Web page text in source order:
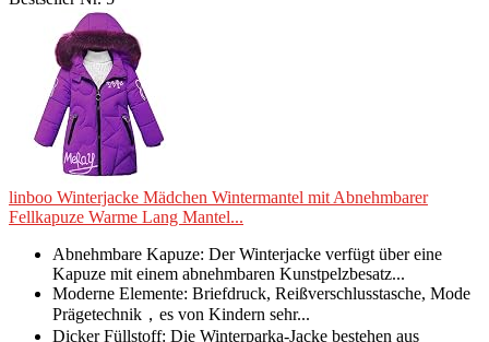
linboo Winterjacke Mädchen Wintermantel mit Abnehmbarer
Fellkapuze Warme Lang Mantel...
Abnehmbare Kapuze: Der Winterjacke verfügt über eine
Kapuze mit einem abnehmbaren Kunstpelzbesatz...
Moderne Elemente: Briefdruck, Reißverschlusstasche, Mode
Prägetechnik，es von Kindern sehr...
Dicker Füllstoff: Die Winterparka-Jacke bestehen aus